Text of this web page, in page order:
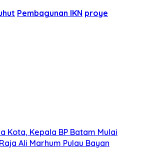
Pembagunan IKN proye
Kota, Kepala BP Batam Mulai
Ali Marhum Pulau Bayan